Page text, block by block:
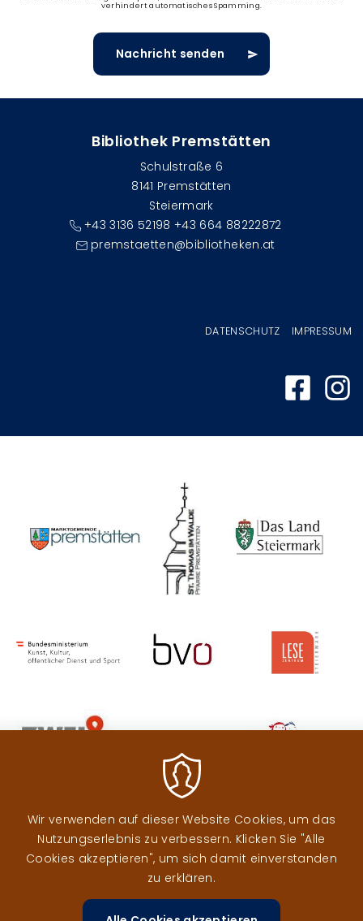
verhindert automatisches Spamming.
Bibliothek Premstätten
Schulstraße 6
8141 Premstätten
Steiermark
+43 3136 52198 +43 664 88222872
premstaetten@bibliotheken.at
DATENSCHUTZ IMPRESSUM
Image
Image
Image Image
Image Image
Image
Wir verwenden auf dieser Website Cookies, um das
Nutzungserlebnis zu verbessern. Klicken Sie "Alle
Cookies akzeptieren", um sich damit einverstanden
zu erklären.